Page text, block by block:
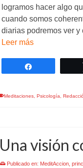
logramos hacer algo
cuando somos
diarias podremos ver
Leer más
Meditaciones, Psicología
Una visión
Publicado en: MeditAccion,